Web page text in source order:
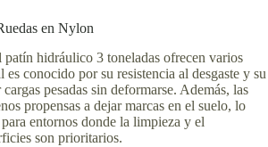
en Nylon
patín hidráulico 3 toneladas ofrecen varios
es conocido por su resistencia al desgaste y su
pesadas sin deformarse. Además, las
propensas a dejar marcas en el suelo, lo
entornos donde la limpieza y el
son prioritarios.